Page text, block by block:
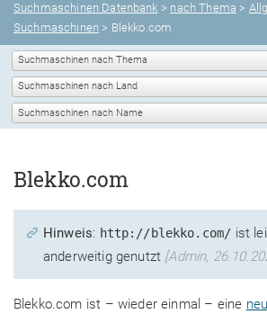
Suchmaschinen Datenbank > nach Thema >
Suchmaschinen > Blekko.com
Blekko.com
Hinweis: http://blekko.com/ ist
anderweitig genutzt [Admin,
Blekko.com ist – wieder einmal – eine